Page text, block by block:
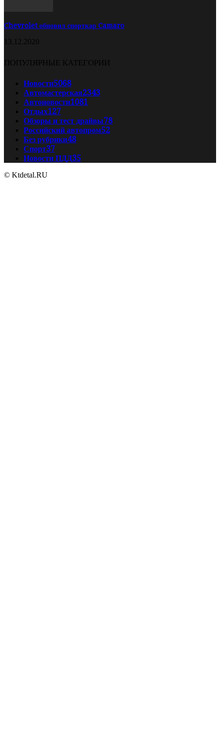
Chevrolet обновил спорткар Camaro
13.12.2020
ПОПУЛЯРНЫЕ КАТЕГОРИИ
Новости5068
Автомастерская2343
Автоновости1081
Отдых127
Обзоры и тест драйвы78
Российский автопром52
Без рубрики48
Спорт37
Новости ПДД35
© Ktdetal.RU